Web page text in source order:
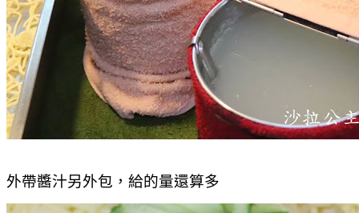
外帶醬汁另外包，給的量還算多